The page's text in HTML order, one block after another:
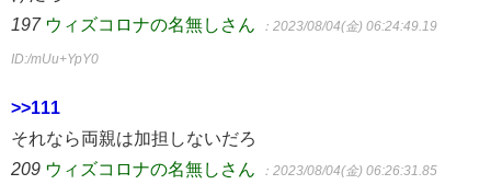
197 ウィズコロナの名無しさん ：2023/08/04(金) 06:24:49.19
ID:/mUu+YpY0
>>111
それなら両親は加担しないだろ
209 ウィズコロナの名無しさん ：2023/08/04(金) 06:26:31.85